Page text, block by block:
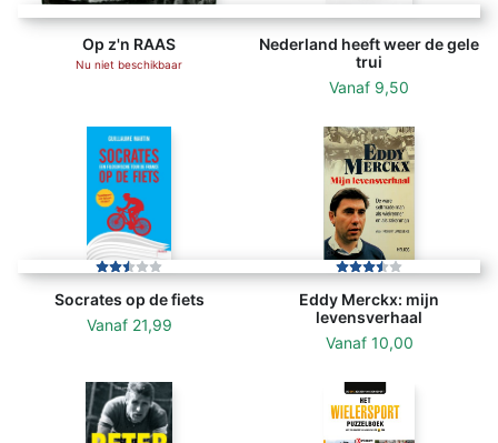
Op z'n RAAS
Nu niet beschikbaar
Nederland heeft weer de gele
trui
Vanaf 9,50
Socrates op de fiets
Vanaf 21,99
Eddy Merckx: mijn
levensverhaal
Vanaf 10,00